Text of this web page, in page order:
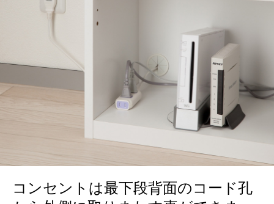
コンセントは最下段背面のコード孔